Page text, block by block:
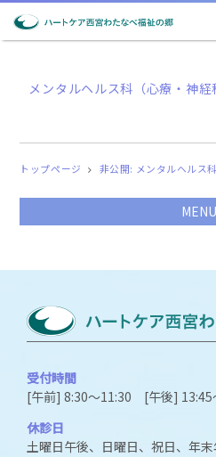
メンタルヘルス科（心療・神経
トップページ 非公開: メンタルヘルス
MENU
受付時間
[午前] 8:30～11:30 [午後] 13:45
休診日
土曜日午後、日曜日、祝日、年末